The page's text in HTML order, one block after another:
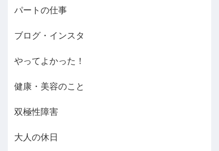
パートの仕事
ブログ・インスタ
やってよかった！
健康・美容のこと
双極性障害
大人の休日